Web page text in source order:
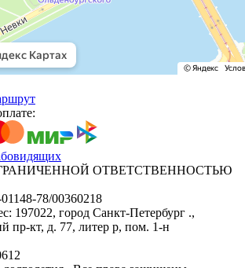
ОТВЕТСТВЕННОСТЬЮ
78/00360218
197022, город Санкт-Петербург .,
пр-кт, д. 77, литер р, пом. 1-н